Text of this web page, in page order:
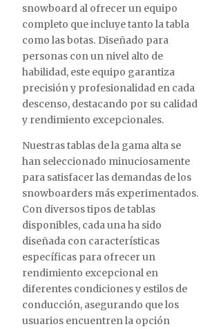
snowboard al ofrecer un equipo
completo que incluye tanto la tabla
como las botas. Diseñado para
personas con un nivel alto de
habilidad, este equipo garantiza
precisión y profesionalidad en cada
descenso, destacando por su calidad
y rendimiento excepcionales.
Nuestras tablas de la gama alta se
han seleccionado minuciosamente
para satisfacer las demandas de los
snowboarders más experimentados.
Con diversos tipos de tablas
disponibles, cada una ha sido
diseñada con características
específicas para ofrecer un
rendimiento excepcional en
diferentes condiciones y estilos de
conducción, asegurando que los
usuarios encuentren la opción